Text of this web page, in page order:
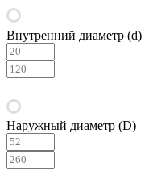
Внутренний диаметр (d)
Наружный диаметр (D)